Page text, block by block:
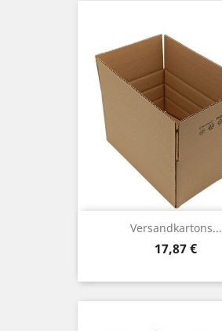
Versandkartons...
Preis
17,87 €